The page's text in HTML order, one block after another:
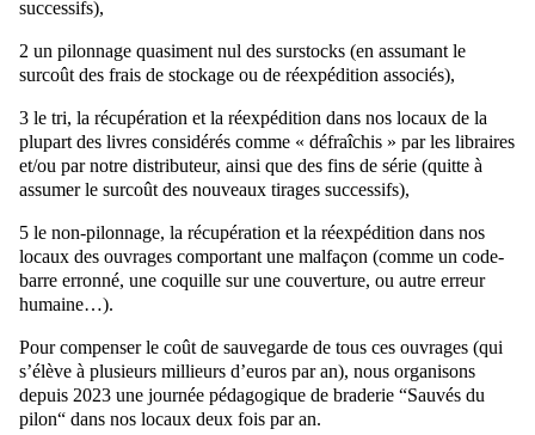
successifs),
2 un pilonnage quasiment nul des surstocks (en assumant le
surcoût des frais de stockage ou de réexpédition associés),
3 le tri, la récupération et la réexpédition dans nos locaux de la
plupart des livres considérés comme « défraîchis » par les libraires
et/ou par notre distributeur, ainsi que des fins de série (quitte à
assumer le surcoût des nouveaux tirages successifs),
5 le non-pilonnage, la récupération et la réexpédition dans nos
locaux des ouvrages comportant une malfaçon (comme un code-
barre erronné, une coquille sur une couverture, ou autre erreur
humaine…).
Pour compenser le coût de sauvegarde de tous ces ouvrages (qui
s’élève à plusieurs millieurs d’euros par an), nous organisons
depuis 2023 une journée pédagogique de braderie “Sauvés du
pilon“ dans nos locaux deux fois par an.